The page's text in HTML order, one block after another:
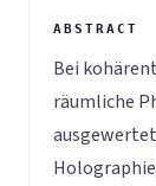
Bei
räumliche